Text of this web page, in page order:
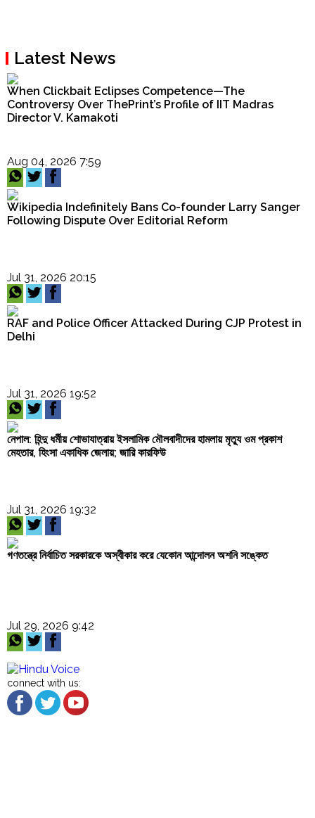
Latest News
When Clickbait Eclipses Competence—The
Controversy Over ThePrint’s Profile of IIT Madras
Director V. Kamakoti
Aug 04, 2026 7:59
Wikipedia Indefinitely Bans Co-founder Larry Sanger
Following Dispute Over Editorial Reform
Jul 31, 2026 20:15
RAF and Police Officer Attacked During CJP Protest in
Delhi
Jul 31, 2026 19:52
নেপাল: হিন্দু ধর্মীয় শোভাযাত্রায় ইসলামিক মৌলবাদীদের হামলায় মৃত্যু ওম প্রকাশ
মেহতার, হিংসা একাধিক জেলায়; জারি কারফিউ
Jul 31, 2026 19:32
গণতন্ত্রে নির্বাচিত সরকারকে অস্বীকার করে যেকোন আন্দোলন অশনি সঙ্কেত
Jul 29, 2026 9:42
connect with us: